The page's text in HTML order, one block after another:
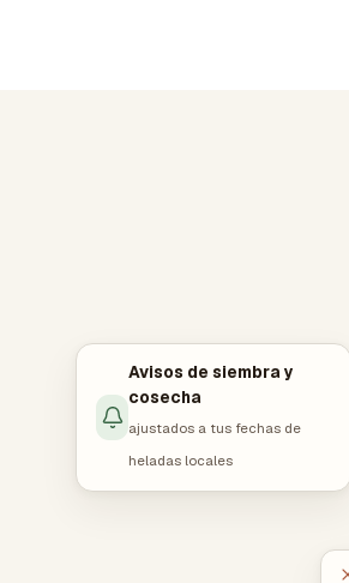
Avisos de siembra y
cosecha
ajustados a tus fechas de
heladas locales